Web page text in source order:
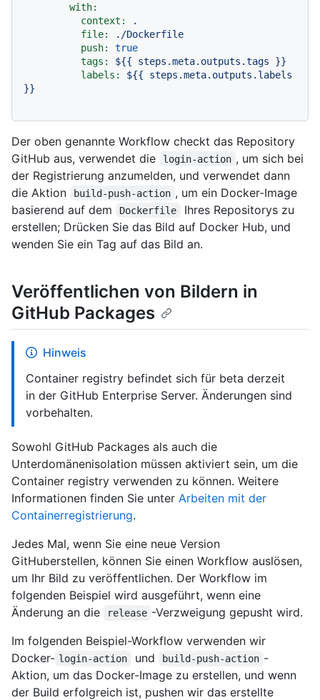
with:
context:
.
file:
./Dockerfile
push:
true
tags:
${{ steps.meta.outputs.tags
}}
labels:
${{
steps.meta.outputs.labels
}}
Der oben genannte Workflow checkt das Repository
GitHub aus, verwendet die
login-action , um sich bei
der Registrierung anzumelden, und verwendet dann
die Aktion
build-push-action , um ein Docker-Image
basierend auf dem
Dockerfile
Ihres Repositorys zu
erstellen; Drücken Sie das Bild auf Docker Hub, und
wenden Sie ein Tag auf das Bild an.
Veröffentlichen von Bildern in
GitHub Packages
Hinweis
Container registry befindet sich für beta derzeit
in der GitHub Enterprise Server. Änderungen sind
vorbehalten.
Sowohl GitHub Packages als auch die
Unterdomänenisolation müssen aktiviert sein, um die
Container registry verwenden zu können. Weitere
Informationen finden Sie unter Arbeiten mit der
Containerregistrierung.
Jedes Mal, wenn Sie eine neue Version
GitHuberstellen, können Sie einen Workflow auslösen,
um Ihr Bild zu veröffentlichen. Der Workflow im
folgenden Beispiel wird ausgeführt, wenn eine
Änderung an die
release -Verzweigung gepusht wird.
Im folgenden Beispiel-Workflow verwenden wir
Docker- login-action und build-push-action -
Aktion, um das Docker-Image zu erstellen, und wenn
der Build erfolgreich ist, pushen wir das erstellte